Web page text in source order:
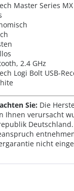
Master Series MX
2.4 GHz
Logi Bolt USB-
Sie: Die
Ihnen verursacht
nicht